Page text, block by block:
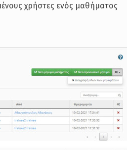
χρήστες ενός μαθήματος